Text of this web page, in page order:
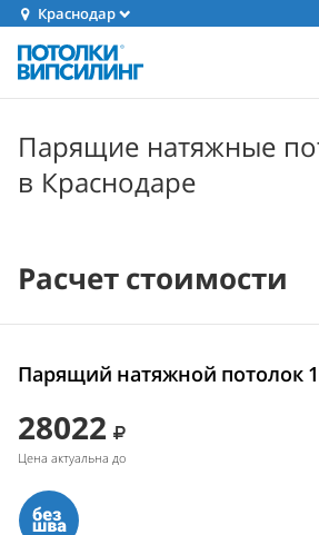
Краснодар
Парящие натяжные
в Краснодаре
Расчет стоимости
Парящий натяжной потолок
28022
Цена актуальна до